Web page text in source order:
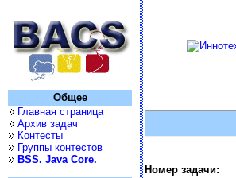
Общее
Главная страница
Архив задач
Контесты
Группы контестов
BSS. Java Core.
Номер задачи: